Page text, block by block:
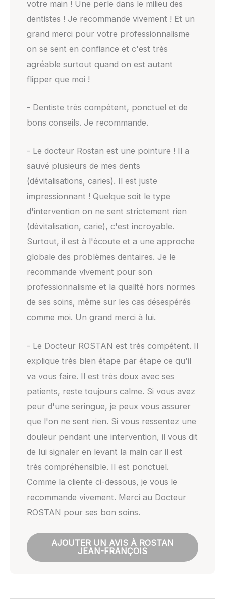
votre main ! Une perle dans le milieu des
dentistes ! Je recommande vivement ! Et un
grand merci pour votre professionnalisme
on se sent en confiance et c'est très
agréable surtout quand on est autant
flipper que moi !
- Dentiste très compétent, ponctuel et de
bons conseils. Je recommande.
- Le docteur Rostan est une pointure ! Il a
sauvé plusieurs de mes dents
(dévitalisations, caries). Il est juste
impressionnant ! Quelque soit le type
d'intervention on ne sent strictement rien
(dévitalisation, carie), c'est incroyable.
Surtout, il est à l'écoute et a une approche
globale des problèmes dentaires. Je le
recommande vivement pour son
professionnalisme et la qualité hors normes
de ses soins, même sur les cas désespérés
comme moi. Un grand merci à lui.
- Le Docteur ROSTAN est très compétent. Il
explique très bien étape par étape ce qu'il
va vous faire. Il est très doux avec ses
patients, reste toujours calme. Si vous avez
peur d'une seringue, je peux vous assurer
que l'on ne sent rien. Si vous ressentez une
douleur pendant une intervention, il vous dit
de lui signaler en levant la main car il est
très compréhensible. Il est ponctuel.
Comme la cliente ci-dessous, je vous le
recommande vivement. Merci au Docteur
ROSTAN pour ses bon soins.
AJOUTER UN AVIS À ROSTAN
JEAN-FRANÇOIS